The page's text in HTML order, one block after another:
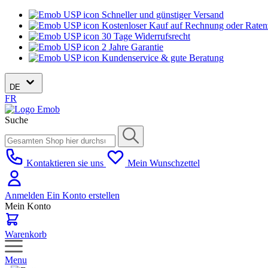
Schneller und günstiger Versand
Kostenloser Kauf auf Rechnung oder
30 Tage Widerrufsrecht
2 Jahre Garantie
Kundenservice & gute Beratung
DE
FR
Suche
Kontaktieren sie uns Mein Wunschzettel
Anmelden Ein Konto erstellen
Mein Konto
Warenkorb
Menu